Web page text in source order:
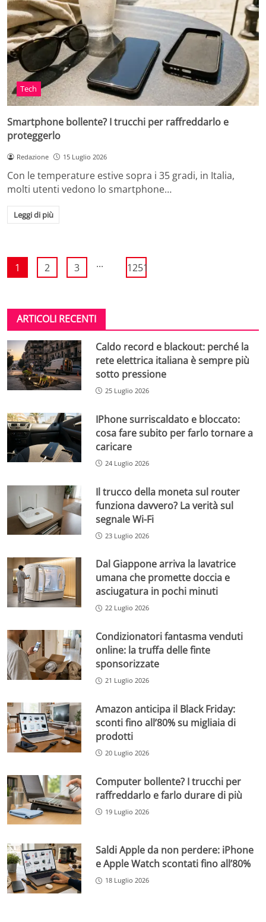
Tech
Smartphone bollente? I trucchi per raffreddarlo e
proteggerlo
Redazione 15 Luglio 2026
Con le temperature estive sopra i 35 gradi, in Italia,
molti utenti vedono lo smartphone…
Leggi di più
1 2 3 ... 1251
ARTICOLI RECENTI
Caldo record e blackout: perché la
rete elettrica italiana è sempre più
sotto pressione
25 Luglio 2026
IPhone surriscaldato e bloccato:
cosa fare subito per farlo tornare a
caricare
24 Luglio 2026
Il trucco della moneta sul router
funziona davvero? La verità sul
segnale Wi-Fi
23 Luglio 2026
Dal Giappone arriva la lavatrice
umana che promette doccia e
asciugatura in pochi minuti
22 Luglio 2026
Condizionatori fantasma venduti
online: la truffa delle finte
sponsorizzate
21 Luglio 2026
Amazon anticipa il Black Friday:
sconti fino all’80% su migliaia di
prodotti
20 Luglio 2026
Computer bollente? I trucchi per
raffreddarlo e farlo durare di più
19 Luglio 2026
Saldi Apple da non perdere: iPhone
e Apple Watch scontati fino all’80%
18 Luglio 2026